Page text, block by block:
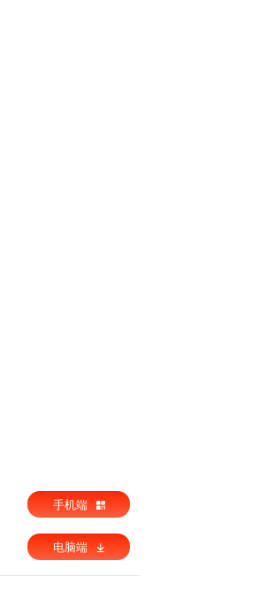
手机端
电脑端